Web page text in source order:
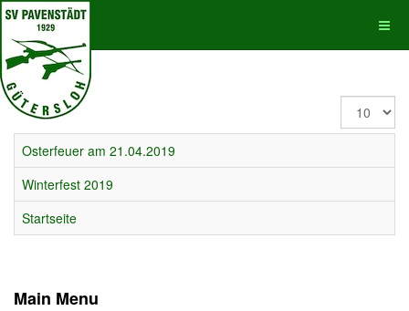
Display
#
Osterfeuer am 21.04.2019
Winterfest 2019
Startseite
Main Menu